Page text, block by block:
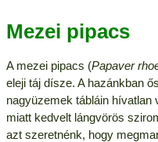
Mezei pipacs
A mezei pipacs (Papaver
eleji táj dísze. A hazánkban
nagyüzemek tábláin hívatlan
miatt kedvelt lángvörös
azt szeretnénk, hogy